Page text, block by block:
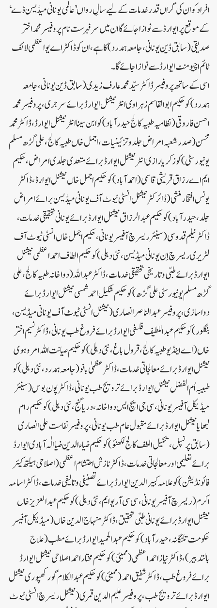
افراد کو ان کی گراں قدر خدمات کے لیے سالِ رواں ’عالمی یونانی میڈیسن ڈے‘
کے موقع پر ایوارڈ سے نوازا جائے گا ان میں سرفہرست نام پروفیسر محمد اختر
صدیقی (سابق ڈین یونانی، جامعہ ہمدرد) کا ہے، ان کو ڈاکٹر اے یو اعظمی لائف
ٹائم اچیومنٹ ایوارڈ سے نوازا جائے گا۔
اسی کے ساتھ پروفیسر ڈاکٹر سیّد محمد عارف زیدی (سابق ڈین یونانی، جامعہ
ہمدرد) کو حکیم ابوالقاسم زہراوی انٹرنیشنل ایوارڈ برائے سرجری، پروفیسر محمد
احسن فاروقی (نظامیہ طبیہ کالج حیدرآباد) کو ابن سینا انٹرنیشنل ایوارڈ، ڈاکٹر محمد
محسن (صدر شعبہ امراض جلد و تزئینیات، اجمل خاں طبیہ کالج، علی گڑھ مسلم
یونیورسٹی) کو زکریا رازی انٹرنیشنل ایوارڈ برائے متعدی جلدی امراض، حکیم
ایم اے رزاق قریشی قاسمی (احمدآباد) کو حکیم اجمل خاں نیشنل ایوارڈ، ڈاکٹر
یونس افتخار منشی (ڈائرکٹر نیشنل انسٹی ٹیوٹ آف یونانی میڈیسن برائے امراض
جلد، حیدرآباد) کو حکیم عبدالرزاق نیشنل ایوارڈ برائے یونانی تحقیقی خدمات،
ڈاکٹر نیلم قدوسی (سینئر ریسرچ آفیسر یونانی، حکیم اجمل خاں انسٹی ٹیوٹ آف
لٹریری ریسرچ اِن یونانی میڈیسن، نئی دہلی) کو حکیم الطاف احمد اعظمی نیشنل
ایوارڈ برائے طبّی و تاریخی تحقیقی خدمات، ڈاکٹر عبداللہ (دواخانہ طبیہ کالج، علی
گڑھ مسلم یونیورسٹی علی گڑھ) کو حکیم شکیل احمد شمسی نیشنل ایوارڈ برائے
دواسازی، پروفیسر عبدالناصر انصاری (نیشنل انسٹی ٹیوٹ آف یونانی میڈیسن،
بنگلور) کو حکیم عبداللطیف فلسفی ایوارڈ برائے فروغ طب یونانی، ڈاکٹر نسیم اختر
خاں (اے اینڈ یو طبیہ کالج، قرول باغ، نئی دہلی) کو حکیم صیانت اللہ امروہوی
نیشنل ایوارڈ برائے معالجاتی خدمات، ڈاکٹر عظمیٰ بانو (جامعہ ہمدرد، نئی دہلی) کو
طبیبہ اُم الفضل نیشنل ایوارڈ برائے ترویج طب یونانی، ڈاکٹر پون بوس (سینئر
میڈیکل آفیسر یونانی، سی جی ایچ ایس دواخانہ، دریاگنج، نئی دہلی) کو حکیم رام
لبھایا نیشنل ایوارڈ برائے مقبول عام طب یونانی، پروفیسر نفاست علی انصاری
(سابق پرنسپل، تکمیل الطف کالج لکھنؤ) کو حکیم ضیاء الدین ضیا الٰہ آبادی ایوارڈ
برائے تعلیمی اور معالجاتی خدمات، ڈاکٹر نازش احتشام اعظمی (اصلاحی ہیلتھ کیئر
فائونڈیشن) کو علامہ کبیرالدین ایوارڈ برائے تصنیفی و تالیفی خدمات، ڈاکٹر اسامہ
اکرم (ریسرچ آفیسر یونانی، سی سی آریو ایم، نئی دہلی) کو حکیم عبدالعزیز خاں
نیشنل ایوارڈ برائے یونانی طبّی تحقیق، ڈاکٹر منہاج الدین خاں (میڈیکل آفیسر
حکومت تلنگانہ، حیدرآباد) کو حکیم عبدالحمید ایوارڈ برائے مطب (علاج
بالتدبیر)، ڈاکٹر نیاز احمد اعظمی (ممبئی) کو حکیم مختار احمد اصلاحی نیشنل ایوارڈ
برائے فروغ طب، ڈاکٹر شفیق احمد (ممبئی) کو حکیم عبدالکلام گورکھپوری نیشنل
ایوارڈ برائے ترویج طب، پروفیسر علیم الدین قمری (نیشنل ریسرچ انسٹی ٹیوٹ